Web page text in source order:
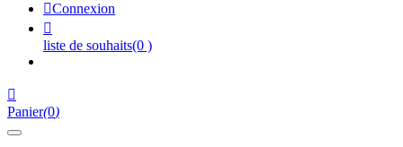
Connexion

liste de souhaits(0 )

Panier(0)